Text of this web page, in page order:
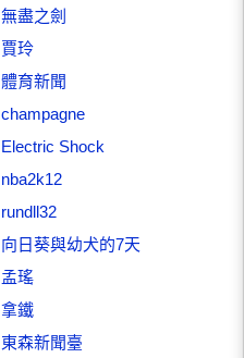
無盡之劍
賈玲
體育新聞
champagne
Electric Shock
nba2k12
rundll32
向日葵與幼犬的7天
孟瑤
拿鐵
東森新聞臺